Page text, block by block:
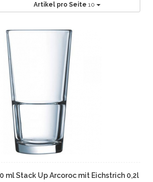
Artikel pro Seite 10
ml Stack Up Arcoroc mit Eichstrich 0,2l